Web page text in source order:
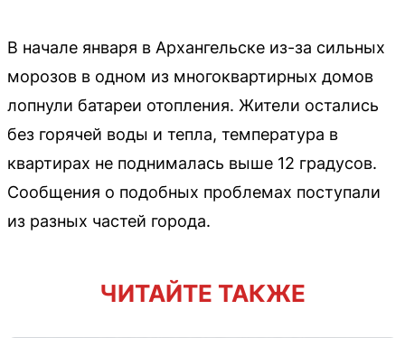
В начале января в Архангельске из-за сильных
морозов в одном из многоквартирных домов
лопнули батареи отопления. Жители остались
без горячей воды и тепла, температура в
квартирах не поднималась выше 12 градусов.
Сообщения о подобных проблемах поступали
из разных частей города.
ЧИТАЙТЕ ТАКЖЕ